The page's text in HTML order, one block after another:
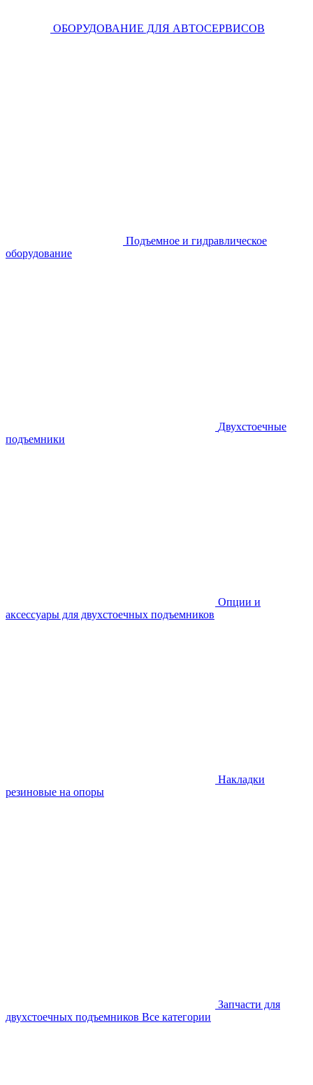
ОБОРУДОВАНИЕ ДЛЯ АВТОСЕРВИСОВ
Подъемное и гидравлическое
оборудование
Двухстоечные
подъемники
Опции и
аксессуары для двухстоечных подъемников
Накладки
резиновые на опоры
Запчасти для
двухстоечных подъемников Все категории